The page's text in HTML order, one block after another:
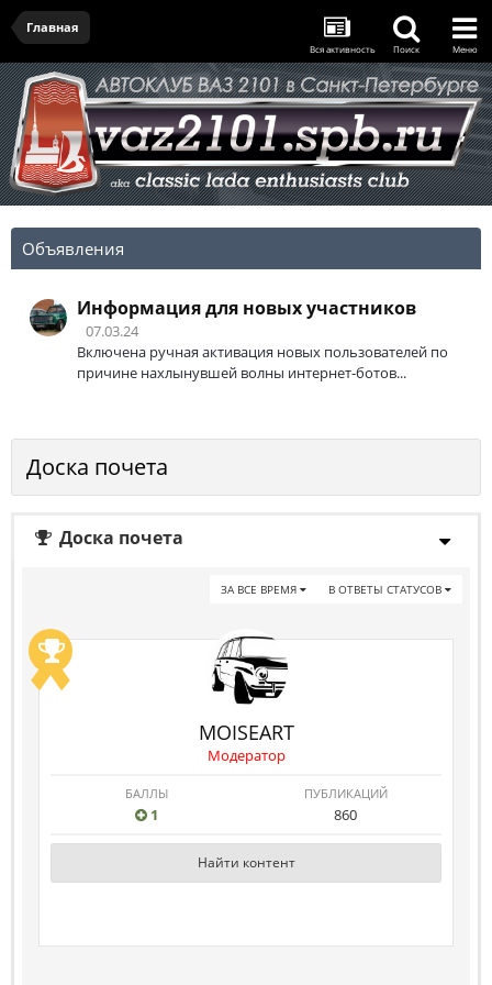
Главная
Вся активность Поиск Меню
Объявления
Информация для новых участников
07.03.24
Включена ручная активация новых пользователей по
причине нахлынувшей волны интернет-ботов...
Доска почета
Доска почета
В ОТВЕТЫ СТАТУСОВ
ЗА ВСЕ ВРЕМЯ
MOISEART
Модератор
БАЛЛЫ
1
ПУБЛИКАЦИЙ
860
Найти контент